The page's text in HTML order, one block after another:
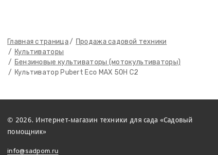
Главная страница
Продажа садовой техники
Культиваторы
Бензиновые культиваторы (мотокультиваторы)
Культиватор Pubert Eco MAX 50H C2
© 2026. Интернет-магазин техники для сада «Садовый
помощник»
info@sadpom.ru